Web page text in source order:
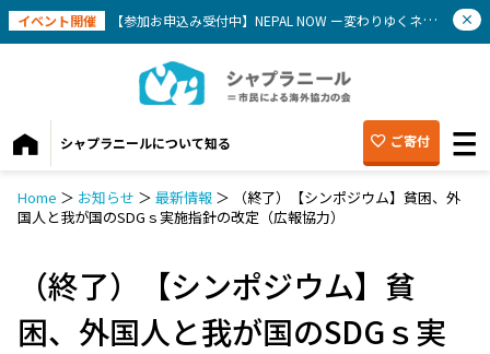
イベント開催 【参加お申込み受付中】NEPAL NOW ー変わりゆくネパールを知ろう(9/12）
シャプラニールについて知る ご寄付
Home ＞ お知らせ ＞ 最新情報 ＞
（終了）【シンポジウム】貧困、外
国人と我が国のSDGｓ実施指針の改定（広報協力）
（終了）【シンポジウム】貧
困、外国人と我が国のSDGｓ実